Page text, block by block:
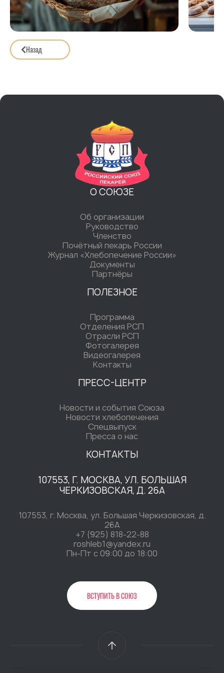
Назад
О СОЮЗЕ
Об организации
Руководство
Членство
Почётный пекарь России
Журнал «Хлебопечение России»
Документы
Партнёры
ПОЛЕЗНОЕ
Программа
Отделения РСП
Отрасли РСП
Фотогалерея
Видеогалерея
Контакты
ПРЕСС-ЦЕНТР
Новости и события Союза
Новости хлебопечения
Спецвыпуск
Пресса о нас
КОНТАКТЫ
107553, Г. МОСКВА, УЛ. БОЛЬШАЯ
ЧЕРКИЗОВСКАЯ, Д. 26А
107553, г. Москва, ул. Большая Черкизовская, д.
26А
+7 (925) 818-22-88
roshleb1@yandex.ru
Пн-Пт c 09:00 до 18:00
ВСТУПИТЬ В СОЮЗ